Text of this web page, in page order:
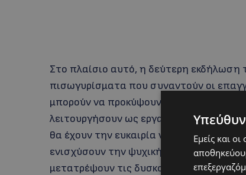
Στο πλαίσιο αυτό, η δεύτερη εκδήλωση
πισωγυρίσματα που συναντούν οι
μπορούν να προκύψουν από αυτά καθώς
λειτουργήσουν ως εργαλεία
θα έχουν την ευκαιρία να
ενισχύσουν την ψυχική τους
μετατρέψουν τις δυσκολίες σε
Εμείς και